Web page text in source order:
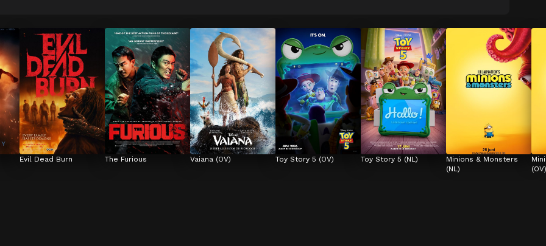
Evil Dead Burn The Furious Vaiana (OV) Toy Story 5 (OV) Toy Story 5 (NL)
Minions & Monsters
(NL)
(OV)